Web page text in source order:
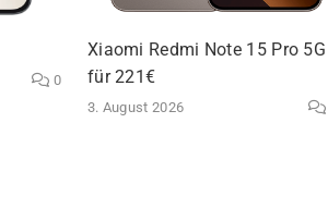
0
Xiaomi Redmi Note 15 Pro 5G
für 221€
3. August 2026